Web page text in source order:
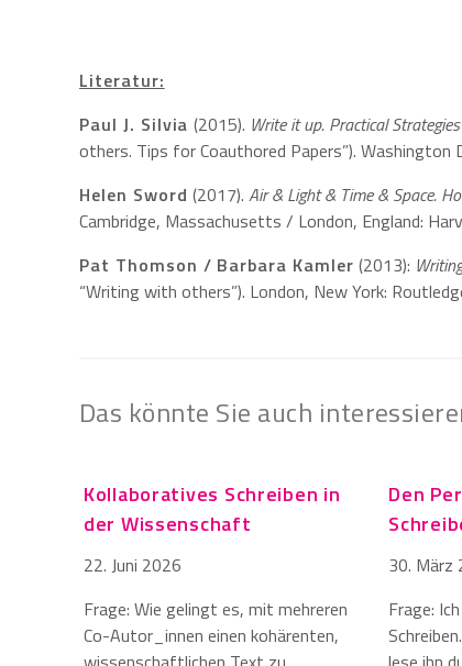
Literatur:
Paul J. Silvia(2015). Write it up. Practical
others. Tips for Coauthored Papers”). Washington
Helen Sword (2017). Air & Light & Time & Space.
Cambridge, Massachusetts / London, England:
Pat Thomson / Barbara Kamler (2013):
“Writing with others”). London, New York:
Das könnte Sie auch
Kollaboratives Schreiben in
der Wissenschaft
22. Juni 2026
Frage: Wie gelingt es, mit mehreren
Co-Autor_innen einen kohärenten,
Den
30. März
Frage: